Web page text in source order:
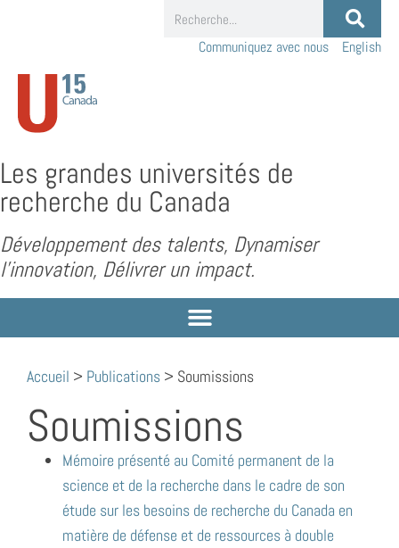
Communiquez avec nous English
Les grandes universités de
recherche du Canada
Développement des talents, Dynamiser
l’innovation, Délivrer un impact.
Accueil > Publications > Soumissions
Soumissions
Mémoire présenté au Comité permanent de la
science et de la recherche dans le cadre de son
étude sur les besoins de recherche du Canada en
matière de défense et de ressources à double